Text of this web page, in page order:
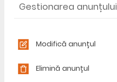
Gestionarea anunțului
Modifică anunțul
Elimină anunțul